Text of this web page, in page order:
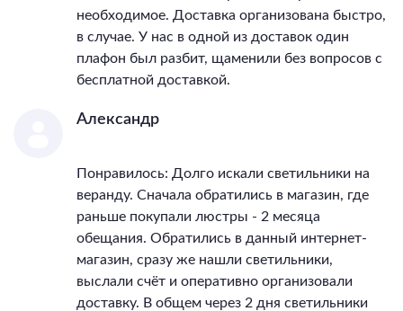
необходимое. Доставка организована быстро,
в случае. У нас в одной из доставок один
плафон был разбит, щаменили без вопросов с
бесплатной доставкой.
Александр
Понравилось: Долго искали светильники на
веранду. Сначала обратились в магазин, где
раньше покупали люстры - 2 месяца
обещания. Обратились в данный интернет-
магазин, сразу же нашли светильники,
выслали счёт и оперативно организовали
доставку. В общем через 2 дня светильники